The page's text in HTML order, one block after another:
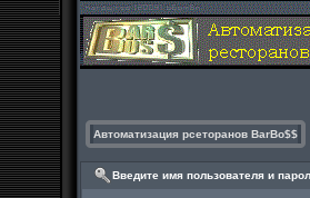
Автоматизация рсеторанов BarBo$$
Введите имя пользователя и